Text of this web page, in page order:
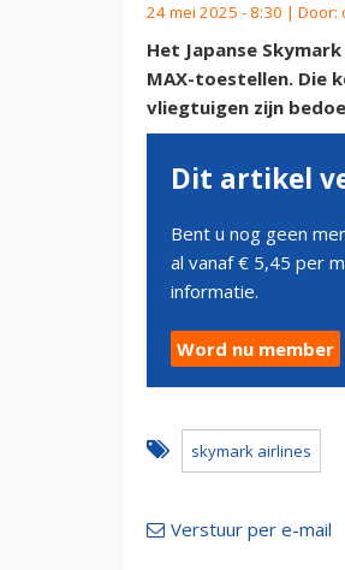
24 mei 2025 - 8:30 | Door:
Het Japanse
MAX-toestellen. Die
vliegtuigen zijn
Dit artikel
Bent u nog geen
al vanaf € 5,45 per
informatie.
Word nu member
skymark airlines
Verstuur per e-mail